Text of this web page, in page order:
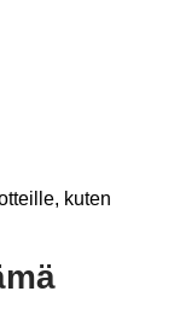
kuten